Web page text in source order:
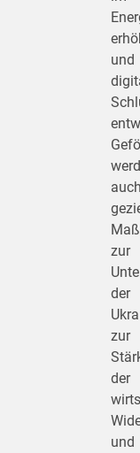
und
zur
der
zur
der
und